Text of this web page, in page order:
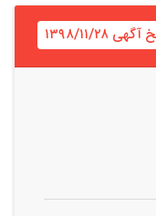
۱۳۹۸/۱۱/۲۸